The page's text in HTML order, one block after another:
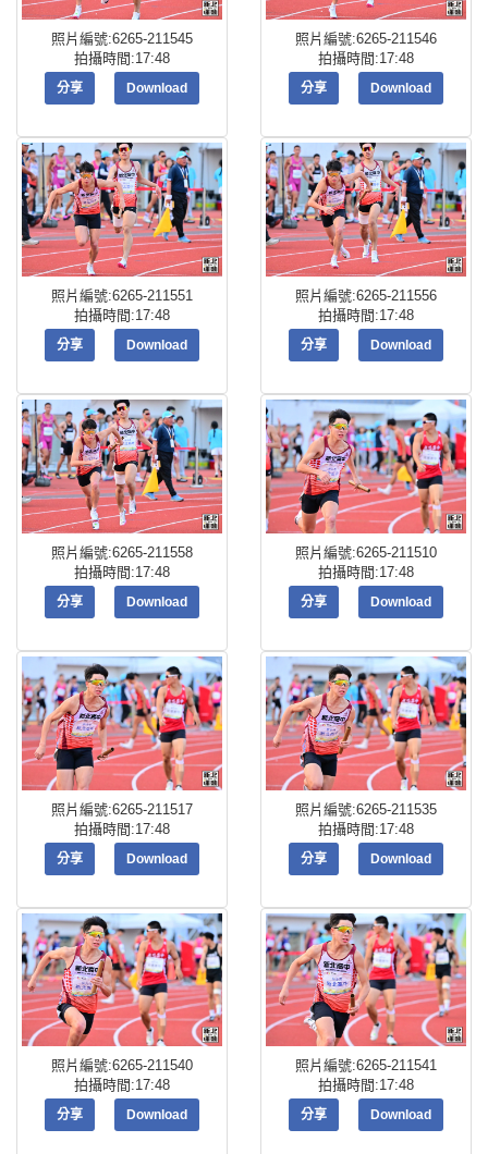
照片編號:6265-211545
拍攝時間:17:48
分享 Download
照片編號:6265-211546
拍攝時間:17:48
分享 Download
照片編號:6265-211551
拍攝時間:17:48
分享 Download
照片編號:6265-211556
拍攝時間:17:48
分享 Download
照片編號:6265-211558
拍攝時間:17:48
分享 Download
照片編號:6265-211510
拍攝時間:17:48
分享 Download
照片編號:6265-211517
拍攝時間:17:48
分享 Download
照片編號:6265-211535
拍攝時間:17:48
分享 Download
照片編號:6265-211540
拍攝時間:17:48
分享 Download
照片編號:6265-211541
拍攝時間:17:48
分享 Download